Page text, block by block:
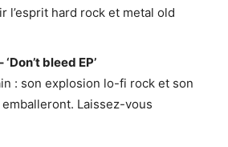
l’esprit hard rock et metal old
bleed EP’
: son explosion lo-fi rock et son
Laissez-vous